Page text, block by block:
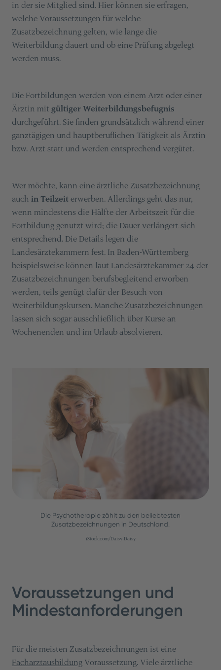
in der sie Mitglied sind. Hier können sie erfragen,
welche Voraussetzungen für welche
Zusatzbezeichnung gelten, wie lange die
Weiterbildung dauert und ob eine Prüfung abgelegt
werden muss.
Die Fortbildungen werden von einem Arzt oder einer
Ärztin mit gültiger Weiterbildungsbefugnis
durchgeführt. Sie finden grundsätzlich während einer
ganztägigen und hauptberuflichen Tätigkeit als Ärztin
bzw. Arzt statt und werden entsprechend vergütet.
Wer möchte, kann eine ärztliche Zusatzbezeichnung
auch in Teilzeiterwerben. Allerdings geht das nur,
wenn mindestens die Hälfte der Arbeitszeit für die
Fortbildung genutzt wird; die Dauer verlängert sich
entsprechend. Die Details legen die
Landesärztekammern fest. In Baden-Württemberg
beispielsweise können laut Landesärztekammer 24 der
Zusatzbezeichnungen berufsbegleitend erworben
werden, teils genügt dafür der Besuch von
Weiterbildungskursen. Manche Zusatzbezeichnungen
lassen sich sogar ausschließlich über Kurse an
Wochenenden und im Urlaub absolvieren.
Die Psychotherapie zählt zu den beliebtesten
Zusatzbezeichnungen in Deutschland.
iStock.com/Daisy-Daisy
Voraussetzungen und
Mindestanforderungen
Für die meisten Zusatzbezeichnungen ist eine
Facharztausbildung Voraussetzung. Viele ärztliche